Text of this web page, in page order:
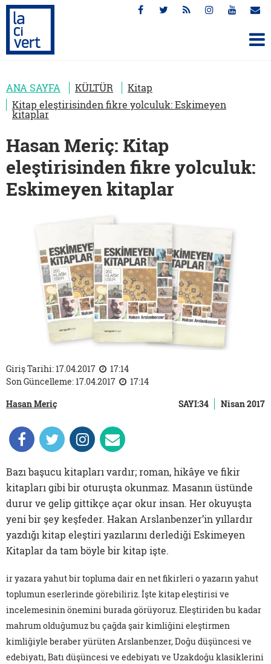
ANA SAYFA KÜLTÜR
Kitap
Kitap eleştirisinden fikre yolculuk: Eskimeyen
kitaplar
Hasan Meriç: Kitap
eleştirisinden fikre yolculuk:
Eskimeyen kitaplar
Giriş Tarihi: 17.04.2017
17:14
Son Güncelleme: 17.04.2017
17:14
Hasan Meriç
SAYI:34 Nisan 2017
Bazı başucu kitapları vardır; roman, hikâye ve fikir
kitapları gibi bir oturuşta okunmaz. Masanın üstünde
durur ve gelip gittikçe açar okur insan. Her okuyuşta
yeni bir şey keşfeder. Hakan Arslanbenzer’in yıllardır
yazdığı kitap eleştiri yazılarını derlediği Eskimeyen
Kitaplar da tam böyle bir kitap işte.
ir yazara yahut bir topluma dair en net fikirleri o yazarın yahut
toplumun eserlerinde görebiliriz. İşte kitap eleştirisi ve
incelemesinin önemini burada görüyoruz. Eleştiriden bu kadar
mahrum olduğumuz bu çağda şair kimliğini eleştirmen
kimliğiyle beraber yürüten Arslanbenzer, Doğu düşüncesi ve
edebiyatı, Batı düşüncesi ve edebiyatı ve Uzakdoğu klasiklerini